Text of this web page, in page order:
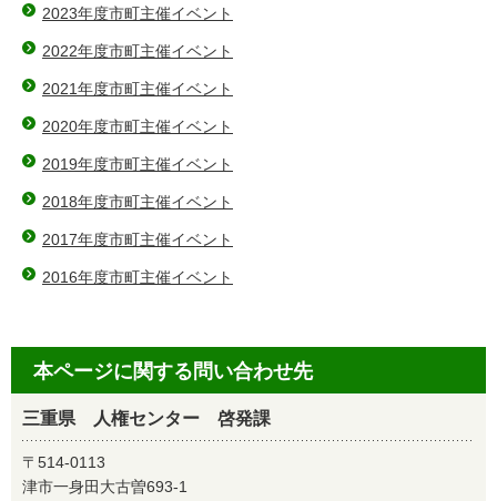
2023年度市町主催イベント
2022年度市町主催イベント
2021年度市町主催イベント
2020年度市町主催イベント
2019年度市町主催イベント
2018年度市町主催イベント
2017年度市町主催イベント
2016年度市町主催イベント
本ページに関する問い合わせ先
三重県 人権センター 啓発課
〒514-0113
津市一身田大古曽693-1